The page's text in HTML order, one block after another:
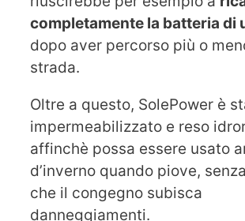
completamente la batteria di
dopo aver percorso più o
strada.
Oltre a questo, SolePower è
impermeabilizzato e reso
affinchè possa essere usato
d’inverno quando piove,
che il congegno subisca
danneggiamenti.